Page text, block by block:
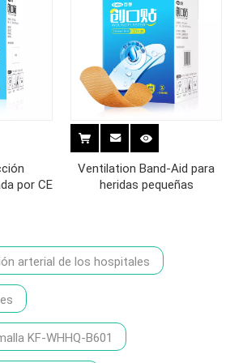
por CE
Ventilation Band-Aid para
heridas pequeñas
arterial de los hospitales
KF-WHHQ-B601